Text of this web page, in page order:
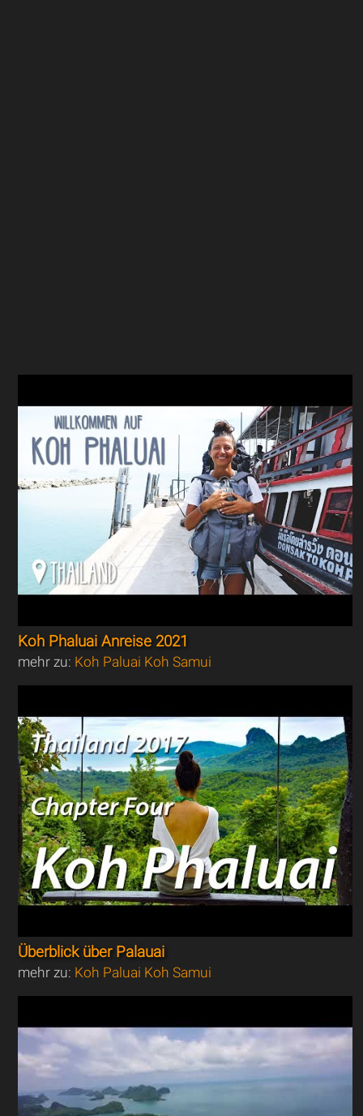
Koh Phaluai Anreise 2021
mehr zu: Koh Paluai Koh Samui
Überblick über Palauai
mehr zu: Koh Paluai Koh Samui